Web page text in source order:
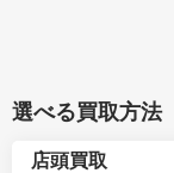
選べる買取方法
店頭買取